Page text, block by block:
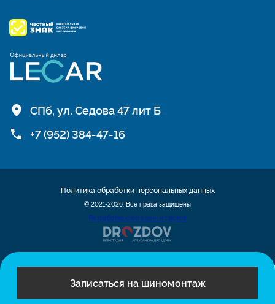
Записаться на шиномонтаж
СПб, ул. Седова 47 лит Б
+7 (952) 384-47-16
© 2021-2026. Все права защищены
Разработка сайта шин и дисков
Политика обработки персональных данных